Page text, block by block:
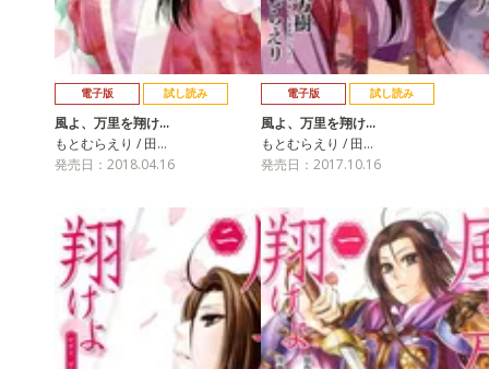
電子版 試し読み
風よ、万里を翔け…
もとむらえり / 田…
発売日：2018.04.16
電子版 試し読み
風よ、万里を翔け…
もとむらえり / 田…
発売日：2017.10.16